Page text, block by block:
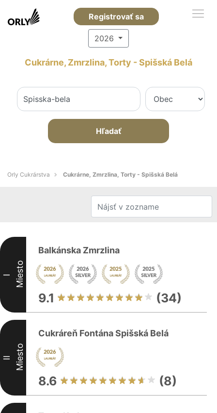
Registrovať sa
2026
Cukrárne, Zmrzlina, Torty - Spišská Belá
Hľadať
Orly Cukrárstva Cukrárne, Zmrzlina, Torty - Spišská Belá
I Miesto
Balkánska Zmrzlina
9.1 (34)
II Miesto
Cukráreň Fontána Spišská Belá
8.6 (8)